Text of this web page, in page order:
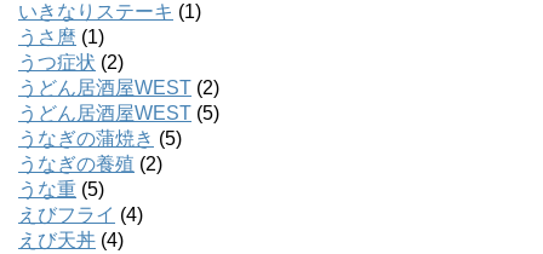
いきなりステーキ (1)
うさ麿 (1)
うつ症状 (2)
うどん居酒屋WEST (2)
うどん居酒屋WEST (5)
うなぎの蒲焼き (5)
うなぎの養殖 (2)
うな重 (5)
えびフライ (4)
えび天丼 (4)